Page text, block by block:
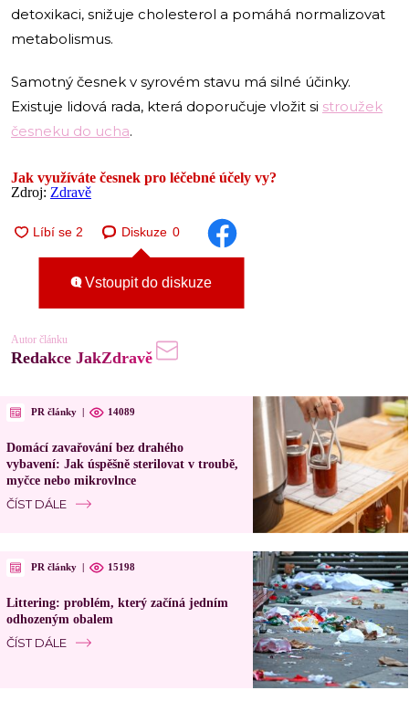
detoxikaci, snižuje cholesterol a pomáhá normalizovat
metabolismus.
Samotný česnek v syrovém stavu má silné účinky.
Existuje lidová rada, která doporučuje vložit si stroužek
česneku do ucha.
Jak využíváte česnek pro léčebné účely vy?
Zdroj: Zdravě
Diskuze 0
Vstoupit do diskuze
Autor článku
Redakce JakZdravě
PR články | 14089
Domácí zavařování bez drahého
vybavení: Jak úspěšně sterilovat v troubě,
myčce nebo mikrovlnce
ČÍST DÁLE
PR články | 15198
Littering: problém, který začíná jedním
odhozeným obalem
ČÍST DÁLE